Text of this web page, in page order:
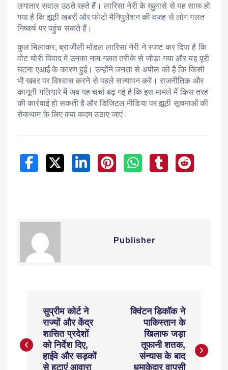
लगातार सवाल उठते रहते हैं। लारिसा नेरी के खुलासे से यह साफ हो
गया है कि झूठी खबरों और फोटो मैनिपुलेशन की वजह से लोग गलत
निष्कर्ष पर पहुंच सकते हैं।
कुल मिलाकर, ब्राजीली मॉडल लारिसा नेरी ने स्पष्ट कर दिया है कि
वोट चोरी विवाद में उनका नाम गलत तरीके से जोड़ा गया और यह पूरी
घटना एआई के कारण हुई। उन्होंने जनता से अपील की है कि किसी
भी खबर पर विश्वास करने से पहले सत्यापन करें। राजनीतिक और
कानूनी गलियारे में अब यह चर्चा बढ़ गई है कि इस मामले में किस तरह
की कार्रवाई हो सकती है और डिजिटल मीडिया पर झूठी सूचनाओं की
रोकथाम के लिए क्या कदम उठाए जाएं।
Publisher
सुप्रीम कोर्ट ने
राज्यों और केंद्र
शासित प्रदेशों
को निर्देश दिए,
हाईवे और सड़कों
से हटाएं आवारा
क्विंटन डिकॉक ने
पाकिस्तान के
खिलाफ जड़ा
तूफानी शतक,
संन्यास के बाद
धमाकेदार वापसी